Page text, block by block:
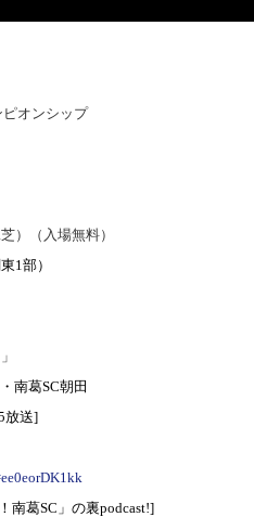
オンシップ
芝）（入場無料）
1部）
南葛SC朝田
放送]
南葛SC 」の裏podcast!]